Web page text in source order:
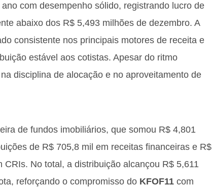
ano com desempenho sólido, registrando lucro de
abaixo dos R$ 5,493 milhões de dezembro. A
consistente nos principais motores de receita e
estável aos cotistas. Apesar do ritmo
disciplina de alocação e no aproveitamento de
de fundos imobiliários, que somou R$ 4,801
de R$ 705,8 mil em receitas financeiras e R$
No total, a distribuição alcançou R$ 5,611
reforçando o compromisso do KFOF11 com